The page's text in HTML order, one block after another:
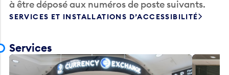
SERVICES ET INSTALLATIONS D’ACCESSIBILITÉ